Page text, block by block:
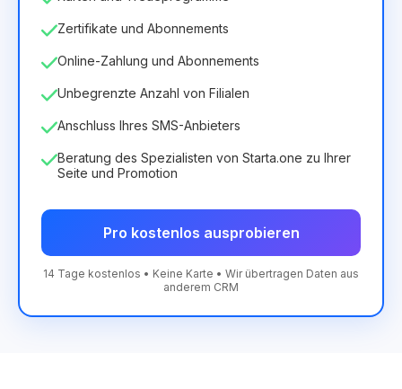
Zertifikate und Abonnements
Online-Zahlung und Abonnements
Unbegrenzte Anzahl von Filialen
Anschluss Ihres SMS-Anbieters
Beratung des Spezialisten von Starta.one zu Ihrer
Seite und Promotion
Pro kostenlos ausprobieren
14 Tage kostenlos • Keine Karte • Wir übertragen Daten aus
anderem CRM